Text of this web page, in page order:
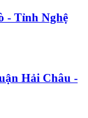
- Tỉnh Nghệ
Hải Châu -